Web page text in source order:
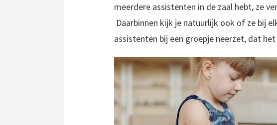
meerdere assistenten in de zaal hebt, ze
Daarbinnen kijk je natuurlijk ook of ze bij
assistenten bij een groepje neerzet, dat